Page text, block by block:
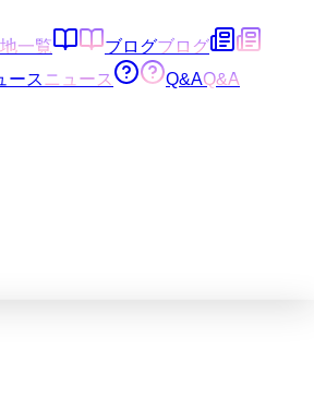
一覧 ブログブログ
ース ニュース Q&AQ&A